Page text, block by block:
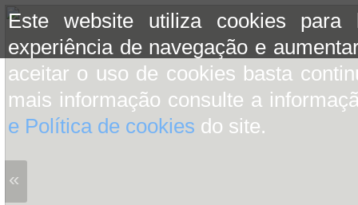
Este website utiliza cookies para
experiência de navegação e
aceitar o uso de cookies basta
mais informação consulte a
e Política de cookies do site.
«